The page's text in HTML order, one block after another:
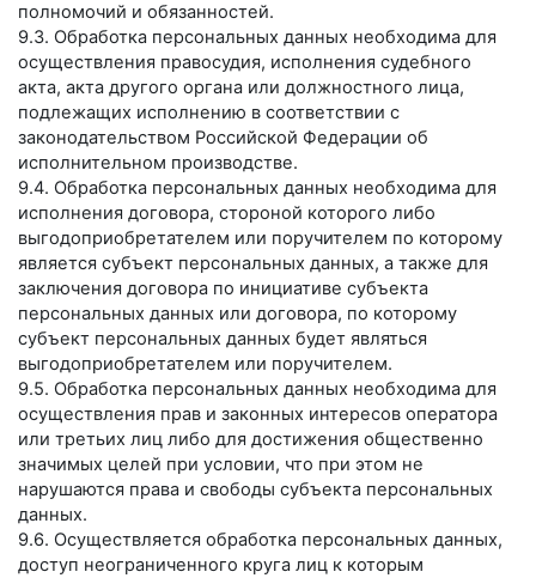
полномочий и обязанностей.
9.3. Обработка персональных данных необходима для
осуществления правосудия, исполнения судебного
акта, акта другого органа или должностного лица,
подлежащих исполнению в соответствии с
законодательством Российской Федерации об
исполнительном производстве.
9.4. Обработка персональных данных необходима для
исполнения договора, стороной которого либо
выгодоприобретателем или поручителем по которому
является субъект персональных данных, а также для
заключения договора по инициативе субъекта
персональных данных или договора, по которому
субъект персональных данных будет являться
выгодоприобретателем или поручителем.
9.5. Обработка персональных данных необходима для
осуществления прав и законных интересов оператора
или третьих лиц либо для достижения общественно
значимых целей при условии, что при этом не
нарушаются права и свободы субъекта персональных
данных.
9.6. Осуществляется обработка персональных данных,
доступ неограниченного круга лиц к которым